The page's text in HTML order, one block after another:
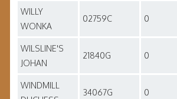
WILLY
WONKA
02759C 0
WILSLINE'S
JOHAN
21840G 0
WINDMILL
34067G 0